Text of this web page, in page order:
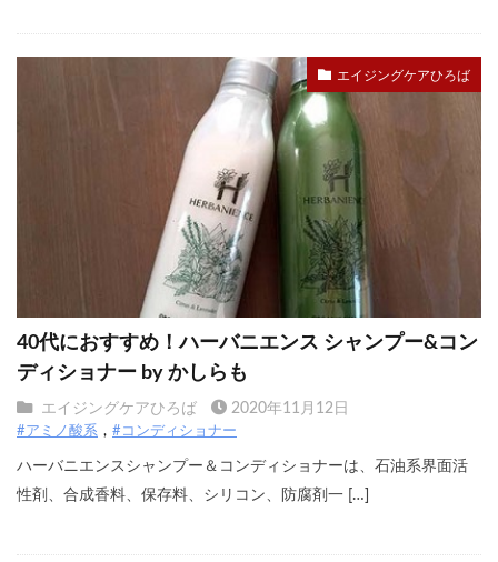
エイジングケアひろば
40代におすすめ！ハーバニエンス シャンプー&コン
ディショナー by かしらも
エイジングケアひろば 2020年11月12日
#アミノ酸系 #コンディショナー
ハーバニエンスシャンプー＆コンディショナーは、石油系界面活
性剤、合成香料、保存料、シリコン、防腐剤一 […]